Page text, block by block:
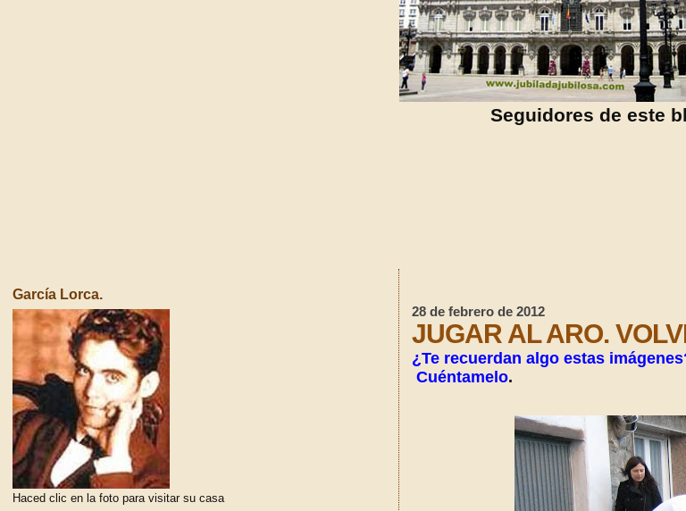
Seguidores de este
28 de febrero de 2012
JUGAR AL ARO.
¿Te recuerdan algo estas
Cuéntamelo.
García Lorca.
Haced clic en la foto para visitar su casa